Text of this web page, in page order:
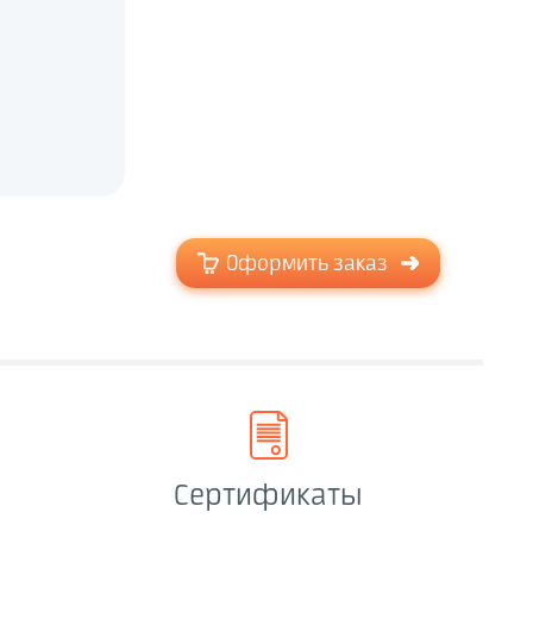
Оформить заказ
Сертификаты